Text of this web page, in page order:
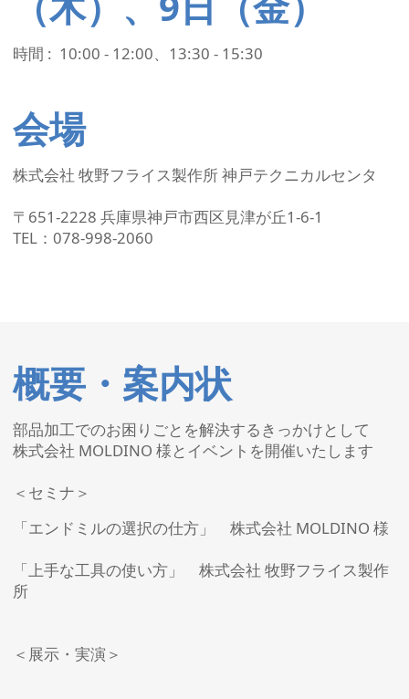
時間 : 10:00 - 12:00、13:30 - 15:30
会場
株式会社 牧野フライス製作所 神戸テクニカルセンタ
〒651-2228 兵庫県神戸市西区見津が丘1-6-1
TEL：078-998-2060
概要・案内状
部品加工でのお困りごとを解決するきっかけとして
株式会社 MOLDINO 様とイベントを開催いたします
＜セミナ＞
「エンドミルの選択の仕方」 株式会社 MOLDINO 様
「上手な工具の使い方」 株式会社 牧野フライス製作
所
＜展示・実演＞